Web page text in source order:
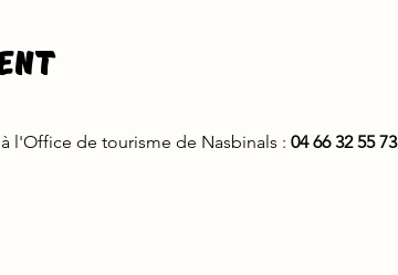
l'Office de tourisme de Nasbinals : 04 66 32 55 73